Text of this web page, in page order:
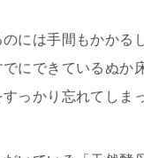
には手間もかかる
にできているぬか
っかり忘れてしま